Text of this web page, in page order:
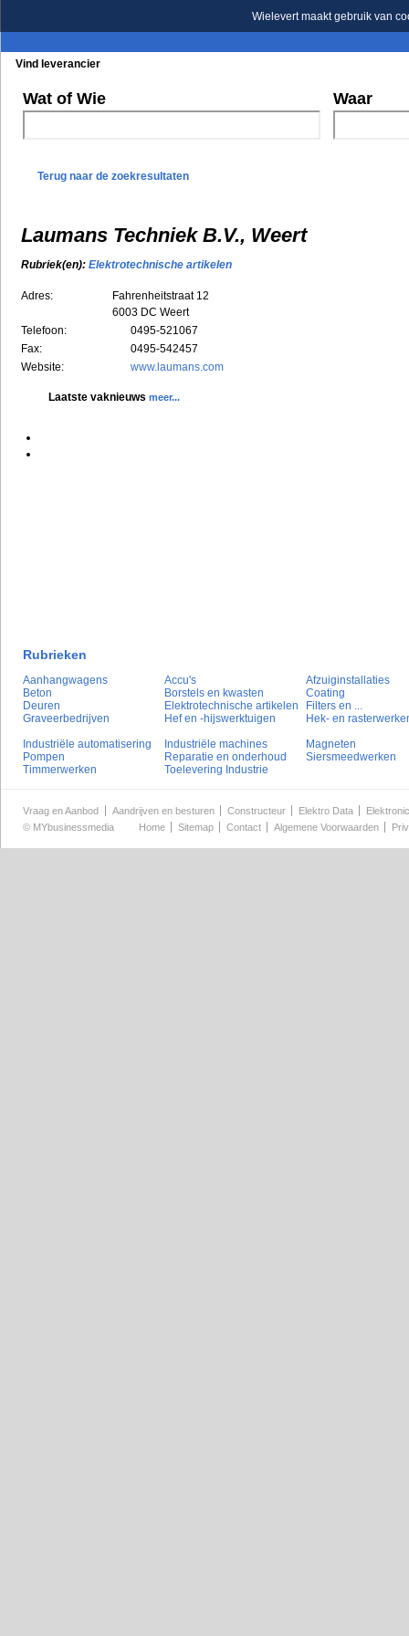
Wielevert maakt gebruik van
Vind leverancier
Wat of Wie Waar
Terug naar de zoekresultaten
Laumans Techniek B.V., Weert
Rubriek(en): Elektrotechnische artikelen
Adres:
Fahrenheitstraat 12
6003 DC Weert
Telefoon:
0495-521067
Fax:
0495-542457
Website:
www.laumans.com
Laatste vaknieuws meer...
Rubrieken
Aanhangwagens Accu's
Afzuiginstallaties
Beton
Borstels en kwasten
Coating
Deuren
Elektrotechnische artikelen
Filters en ...
Graveerbedrijven
Hef en -hijswerktuigen
Hek- en
Industriële automatisering
Industriële machines
Magneten
Pompen
Reparatie en onderhoud
Siersmeedwerken
Timmerwerken
Toelevering Industrie
Vraag en Aanbod Aandrijven en besturen Constructeur Elektro Data
© MYbusinessmedia Home Sitemap Contact Algemene Voorwaarden